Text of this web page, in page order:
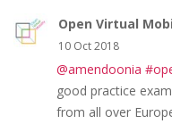
Open Virtual
10 Oct 2018
@amendoonia
good practice
from all over